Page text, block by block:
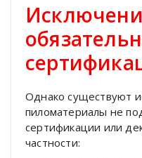
Однако существуют
пиломатериалы не
сертификации или
частности: